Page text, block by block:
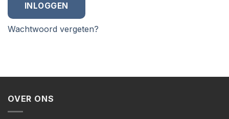
INLOGGEN
Wachtwoord vergeten?
OVER ONS